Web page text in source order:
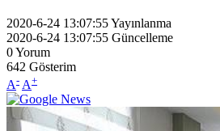
2020-6-24 13:07:55Yayınlanma
2020-6-24 13:07:55 Güncelleme
0Yorum
642 Gösterim
A- A+